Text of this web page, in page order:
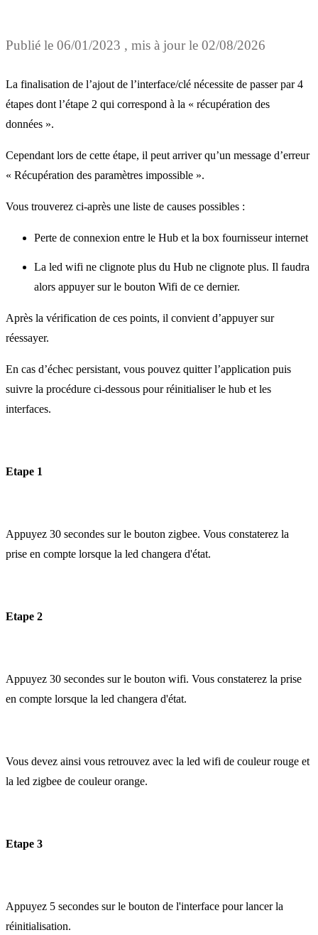
Publié le 06/01/2023 , mis à jour le 02/08/2026
La finalisation de l’ajout de l’interface/clé nécessite de passer par 4
étapes dont l’étape 2 qui correspond à la « récupération des
données ».
Cependant lors de cette étape, il peut arriver qu’un message d’erreur
« Récupération des paramètres impossible ».
Vous trouverez ci-après une liste de causes possibles :
Perte de connexion entre le Hub et la box fournisseur internet
La led wifi ne clignote plus du Hub ne clignote plus. Il faudra
alors appuyer sur le bouton Wifi de ce dernier.
Après la vérification de ces points, il convient d’appuyer sur
réessayer.
En cas d’échec persistant, vous pouvez quitter l’application puis
suivre la procédure ci-dessous pour réinitialiser le hub et les
interfaces.
Etape 1
Appuyez 30 secondes sur le bouton zigbee. Vous constaterez la
prise en compte lorsque la led changera d'état.
Etape 2
Appuyez 30 secondes sur le bouton wifi. Vous constaterez la prise
en compte lorsque la led changera d'état.
Vous devez ainsi vous retrouvez avec la led wifi de couleur rouge et
la led zigbee de couleur orange.
Etape 3
Appuyez 5 secondes sur le bouton de l'interface pour lancer la
réinitialisation.